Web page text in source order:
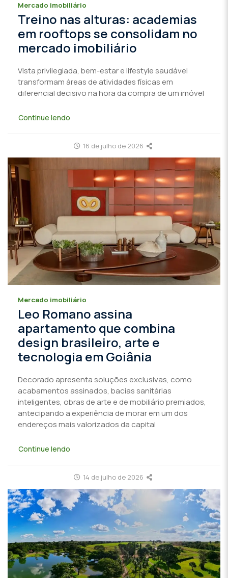
Mercado imobiliário
Treino nas alturas: academias
em rooftops se consolidam no
mercado imobiliário
Vista privilegiada, bem-estar e lifestyle saudável
transformam áreas de atividades físicas em
diferencial decisivo na hora da compra de um imóvel
Continue lendo
16 de julho de 2026
Mercado imobiliário
Leo Romano assina
apartamento que combina
design brasileiro, arte e
tecnologia em Goiânia
Decorado apresenta soluções exclusivas, como
acabamentos assinados, bacias sanitárias
inteligentes, obras de arte e de mobiliário premiados,
antecipando a experiência de morar em um dos
endereços mais valorizados da capital
Continue lendo
14 de julho de 2026